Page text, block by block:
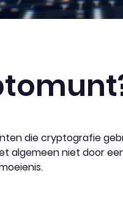
die cryptografie
algemeen niet door